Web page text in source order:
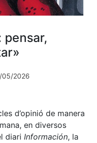
pensar,
05/2026
d’opinió de manera
en diversos
diari Información, la